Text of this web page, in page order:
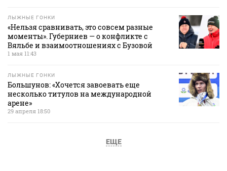
ЛЫЖНЫЕ ГОНКИ
«Нельзя сравнивать, это совсем разные
моменты». Губерниев — о конфликте с
Вяльбе и взаимоотношениях с Бузовой
1 мая 11:43
ЛЫЖНЫЕ ГОНКИ
Большунов: «Хочется завоевать еще
несколько титулов на международной
арене»
29 апреля 18:50
ЕЩЕ